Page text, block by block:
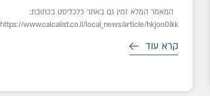
המאמר המלא זמין גם באתר כלכליסט בכתובת:
https://www.calcalist.co.il/local_news/article/hkjoo0lkk
קרא עוד